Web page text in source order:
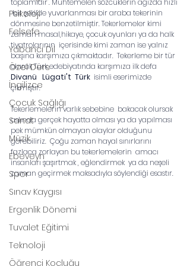
Psikoloji
Felsefe
Yabancı Dil
Özel Ders
İngilizce
Çocuk Sağlığı
Sanat
Müzik
Ebeveyn
Spor
Sınav Kaygısı
Ergenlik Dönemi
Tuvalet Eğitimi
Teknoloji
Öğrenci Koçluğu
bir şekilde yuvarlanması bir araba tekerinin
dönmesine benzetilmiştir. Tekerlemeler kimi
zaman masal,hikaye, çocuk oyunları ya da halk
tiyatrolarının  içerisinde kimi zaman ise yalnız
başına karşımıza çıkmaktadır.  Tekerleme bir tür
olarak Türk edebiyatında karşımıza ilk defa
Divanü   Lügati't  Türk isimli eserimizde
çıkmıştır.
Tekerlemelerin varlık sebebine  bakacak olursak
aslında gerçek hayatta olması ya da yapılması
pek mümkün olmayan olaylar olduğunu
görebiliriz.  Çoğu zaman hayal sınırlarını
fazlaca zorlayan bu tekerlemelerin  amacı
insanları şaşırtmak , eğlendirmek  ya da neşeli
zaman geçirmek maksadıyla söylendiği esastır.